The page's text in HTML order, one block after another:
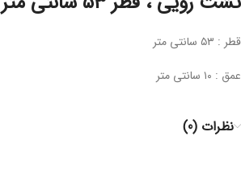
قطر : ۵۳ سانتی متر
عمق : ۱۰ سانتی متر
نظرات (0)